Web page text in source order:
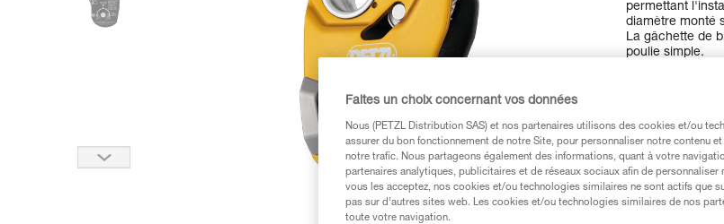
permettant
diamètre monté
La gâchette de
poulie simple.
Faites un choix concernant vos données
Nous (PETZL Distribution SAS) et nos partenaires utilisons des cookies et/ou
assurer du bon fonctionnement de notre Site, pour personnaliser notre contenu
notre trafic. Nous partageons également des informations, quant à votre
partenaires analytiques, publicitaires et de réseaux sociaux afin de personnaliser
vous les acceptez, nos cookies et/ou technologies similaires ne sont actifs que
pas sur d’autres sites web. Les cookies et/ou technologies similaires de nos
toute votre navigation.